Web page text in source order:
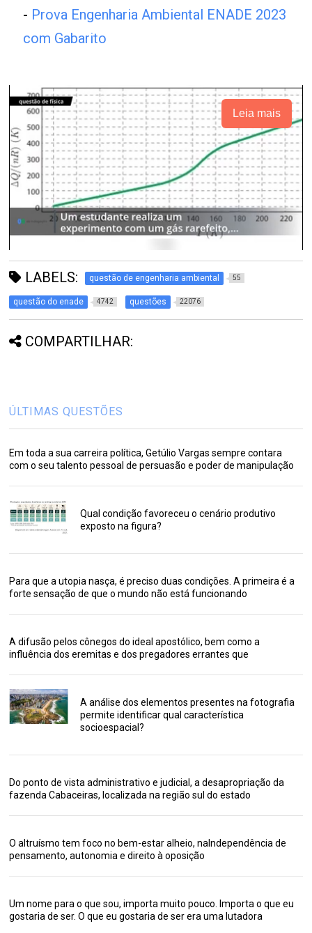
- Prova Engenharia Ambiental ENADE 2023
com Gabarito
Leia mais
LABELS: questão de engenharia ambiental 55
questão do enade 4742 questões 22076
COMPARTILHAR:
ÚLTIMAS QUESTÕES
Em toda a sua carreira política, Getúlio Vargas sempre contara
com o seu talento pessoal de persuasão e poder de manipulação
Qual condição favoreceu o cenário produtivo
exposto na figura?
Para que a utopia nasça, é preciso duas condições. A primeira é a
forte sensação de que o mundo não está funcionando
A difusão pelos cônegos do ideal apostólico, bem como a
influência dos eremitas e dos pregadores errantes que
A análise dos elementos presentes na fotografia
permite identificar qual característica
socioespacial?
Do ponto de vista administrativo e judicial, a desapropriação da
fazenda Cabaceiras, localizada na região sul do estado
O altruísmo tem foco no bem-estar alheio, naIndependência de
pensamento, autonomia e direito à oposição
Um nome para o que sou, importa muito pouco. Importa o que eu
gostaria de ser. O que eu gostaria de ser era uma lutadora